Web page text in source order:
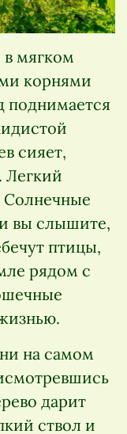
в мягком
корнями
поднимается
сияет,
Легкий
Солнечные
вы слышите,
птицы,
рядом с
на самом
дарит
ствол и